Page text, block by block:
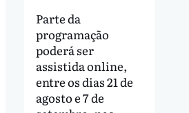
Parte da
programação
poderá ser
assistida online,
entre os dias 21 de
agosto e 7 de